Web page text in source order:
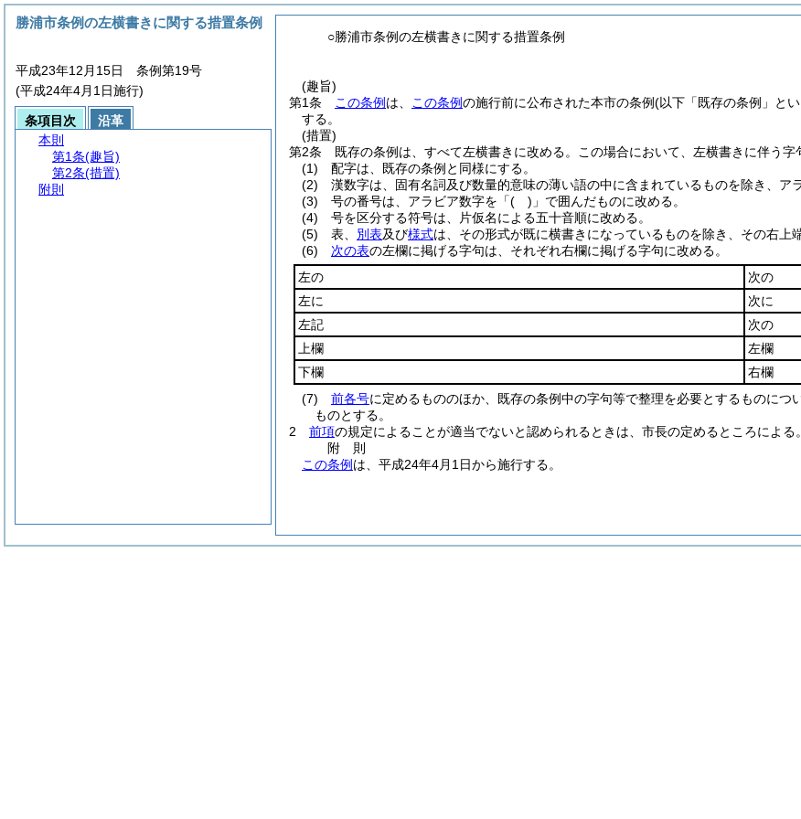
○勝浦市条例の左横書きに関する措置条例
(趣旨)
第1条
この条例 は、 この条例の施行前に公布された本市の条例(以下「既存の条例」と
する。
(措置)
第2条
既存の条例は、すべて左横書きに改める。
この場合において、左横書きに伴う
(1)
配字は、既存の条例と同様にする。
(2)
漢数字は、固有名詞及び数量的意味の薄い語の中に含まれているものを除き、ア
(3)
号の番号は、アラビア数字を「( ) 」で囲んだものに改める。
(4)
号を区分する符号は、片仮名による五十音順に改める。
(5)
表、 別表及び様式は、その形式が既に横書きになっているものを除き、その右上
(6)
次の表の左欄に掲げる字句は、それぞれ右欄に掲げる字句に改める。
左の
次の
左に
次に
左記
次の
上欄
左欄
下欄
右欄
(7)
前各号に定めるもののほか、既存の条例中の字句等で整理を必要とするものに
ものとする。
2
前項の規定によることが適当でないと認められるときは、市長の定めるところによる。
附 則
この条例 は、平成24年4月1日から施行する。
勝浦市条例の左横書きに関する措置条例
平成23年12月15日 条例第19号
(平成24年4月1日施行)
条項目次
沿革
本則
第1条(趣旨)
第2条(措置)
附則